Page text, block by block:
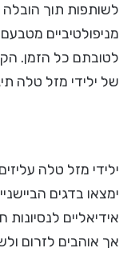
לשותפות תוך
מניפולטיביים
לטובתם כל הזמן.
של ילידי מזל טלה
ילידי מזל טלה
ימצאו בדגים
אידיאליים לנסיונות
אך אוהבים לזרום